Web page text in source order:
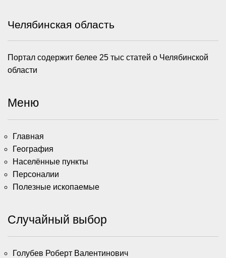
Челябинская область
Портал содержит белее 25 тыс статей о Челябинской
области
Меню
Главная
География
Населённые пункты
Персоналии
Полезные ископаемые
Случайный выбор
Голубев Роберт Валентинович